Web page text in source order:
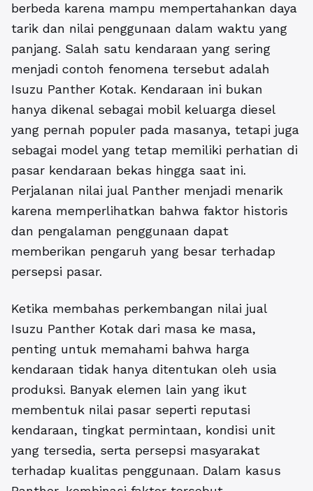
berbeda karena mampu mempertahankan daya
tarik dan nilai penggunaan dalam waktu yang
panjang. Salah satu kendaraan yang sering
menjadi contoh fenomena tersebut adalah
Isuzu Panther Kotak. Kendaraan ini bukan
hanya dikenal sebagai mobil keluarga diesel
yang pernah populer pada masanya, tetapi juga
sebagai model yang tetap memiliki perhatian di
pasar kendaraan bekas hingga saat ini.
Perjalanan nilai jual Panther menjadi menarik
karena memperlihatkan bahwa faktor historis
dan pengalaman penggunaan dapat
memberikan pengaruh yang besar terhadap
persepsi pasar.
Ketika membahas perkembangan nilai jual
Isuzu Panther Kotak dari masa ke masa,
penting untuk memahami bahwa harga
kendaraan tidak hanya ditentukan oleh usia
produksi. Banyak elemen lain yang ikut
membentuk nilai pasar seperti reputasi
kendaraan, tingkat permintaan, kondisi unit
yang tersedia, serta persepsi masyarakat
terhadap kualitas penggunaan. Dalam kasus